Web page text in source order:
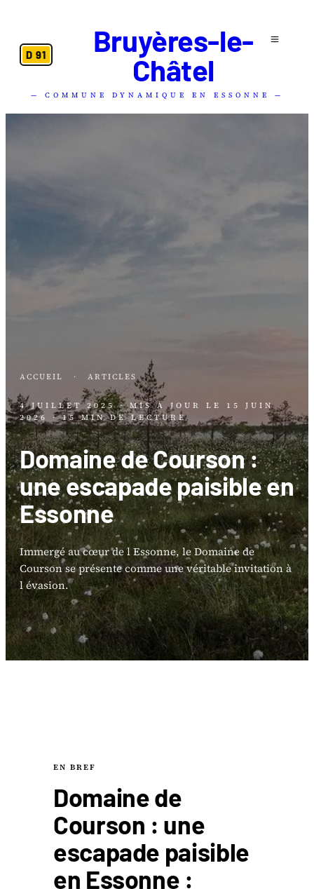
D 91
Bruyères-le-
Châtel
— COMMUNE DYNAMIQUE EN ESSONNE —
ACCUEIL · ARTICLES
4 JUILLET 2025 · MIS À JOUR LE 15 JUIN
2026
· 15 MIN DE LECTURE
Domaine de Courson :
une escapade paisible en
Essonne
Immergé au cœur de l Essonne, le Domaine de
Courson se présente comme une véritable invitation à
l évasion.
EN BREF
Domaine de
Courson : une
escapade paisible
en Essonne :